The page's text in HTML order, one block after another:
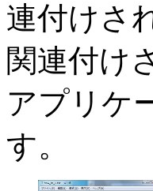
連付けさ
関連付け
アプリケ
す。